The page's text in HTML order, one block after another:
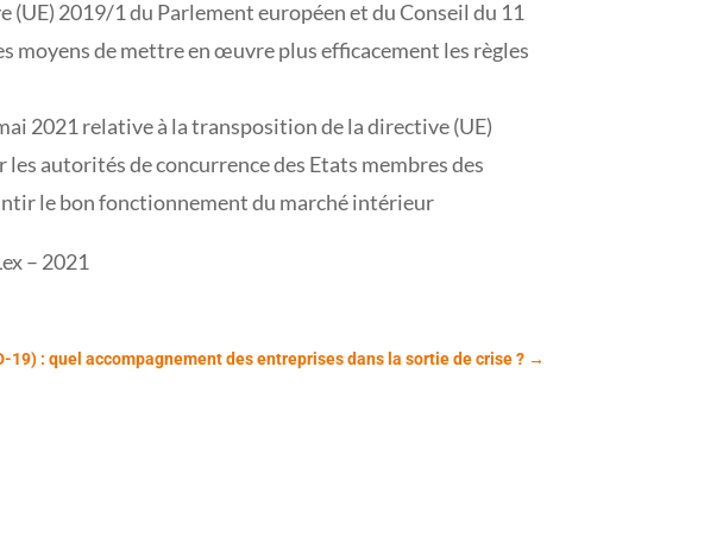
2019/1 du Parlement européen et du Conseil du 11
moyens de mettre en œuvre plus efficacement les règles
2021 relative à la transposition de la directive (UE)
autorités de concurrence des Etats membres des
le bon fonctionnement du marché intérieur
– 2021
19) : quel accompagnement des entreprises dans la sortie de crise ?→